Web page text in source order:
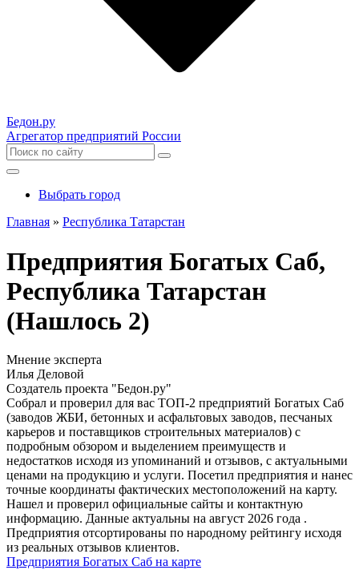
Бедон.ру
Агрегатор предприятий России
Выбрать город
Главная » Республика Татарстан
Предприятия Богатых Саб,
Республика Татарстан
(Нашлось 2)
Мнение эксперта
Илья Деловой
Создатель проекта "Бедон.ру"
Собрал и проверил для вас ТОП-2 предприятий Богатых Саб
(заводов ЖБИ, бетонных и асфальтовых заводов, песчаных
карьеров и поставщиков строительных материалов) с
подробным обзором и выделением преимуществ и
недостатков исходя из упоминаний и отзывов, с актуальными
ценами на продукцию и услуги. Посетил предприятия и нанес
точные координаты фактических местоположений на карту.
Нашел и проверил официальные сайты и контактную
информацию. Данные актуальны на август 2026 года .
Предприятия отсортированы по народному рейтингу исходя
из реальных отзывов клиентов.
Предприятия Богатых Саб на карте